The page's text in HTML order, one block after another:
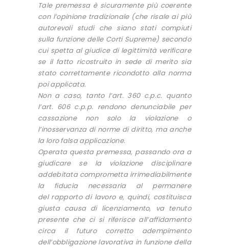
Tale premessa è sicuramente più coerente
con l’opinione tradizionale (che risale ai più
autorevoli studi che siano stati compiuti
sulla funzione delle Corti Supreme) secondo
cui spetta al giudice di legittimità verificare
se il fatto ricostruito in sede di merito sia
stato correttamente ricondotto alla norma
poi applicata.
Non a caso, tanto l’art. 360 c.p.c. quanto
l’art. 606 c.p.p. rendono denunciabile per
cassazione non solo la violazione o
l’inosservanza di norme di diritto, ma anche
la loro falsa applicazione.
Operata questa premessa, passando ora a
giudicare se la violazione disciplinare
addebitata comprometta irrimediabilmente
la fiducia necessaria al permanere
del rapporto di lavoro e, quindi, costituisca
giusta causa di licenziamento, va tenuto
presente che ci si riferisce all’affidamento
circa il futuro corretto adempimento
dell’obbligazione lavorativa in funzione della